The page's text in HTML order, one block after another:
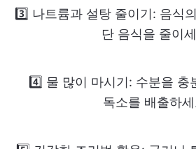
3️⃣ 나트륨과 설탕 줄이기: 음식
단 음식을 줄이
4️⃣ 물 많이 마시기: 수분을 충
독소를 배출하